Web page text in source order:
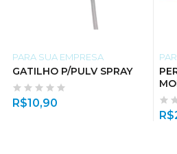
PARA SUA EMPRESA
GATILHO P/PULV SPRAY
R$10,90
R$